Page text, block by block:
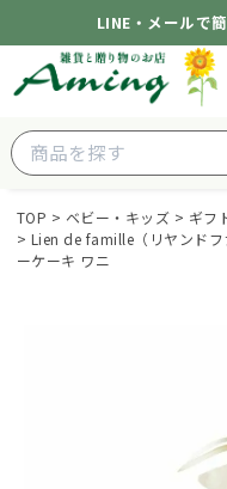
LINE・メールで
TOP ベビー・キッズ
ギフ
Lien de famille（リヤンド
ーケーキ ワニ